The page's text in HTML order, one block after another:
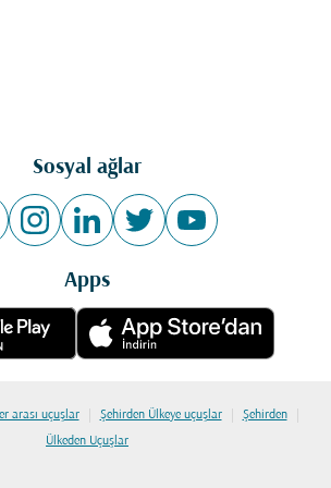
Sosyal ağlar
Apps
arası uçuşlar | Şehirden Ülkeye uçuşlar | Şehirden |
Ülkeden Uçuşlar